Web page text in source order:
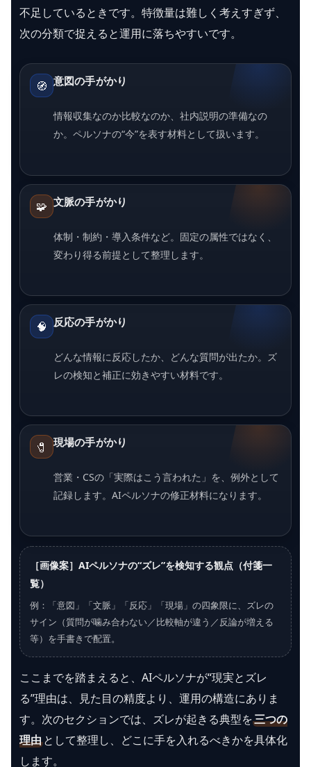
不足しているときです。特徴量は難しく考えすぎず、
次の分類で捉えると運用に落ちやすいです。
🧭 意図の手がかり
情報収集なのか比較なのか、社内説明の準備なの
か。ペルソナの“今”を表す材料として扱います。
🧩 文脈の手がかり
体制・制約・導入条件など。固定の属性ではなく、
変わり得る前提として整理します。
🧠 反応の手がかり
どんな情報に反応したか、どんな質問が出たか。ズ
レの検知と補正に効きやすい材料です。
🧷 現場の手がかり
営業・CSの「実際はこう言われた」を、例外として
記録します。AIペルソナの修正材料になります。
［画像案］AIペルソナの“ズレ”を検知する観点（付箋一
覧）
例：「意図」「文脈」「反応」「現場」の四象限に、ズレの
サイン（質問が噛み合わない／比較軸が違う／反論が増える
等）を手書きで配置。
ここまでを踏まえると、AIペルソナが“現実とズレ
る”理由は、見た目の精度より、運用の構造にありま
す。次のセクションでは、ズレが起きる典型を三つの
理由として整理し、どこに手を入れるべきかを具体化
します。